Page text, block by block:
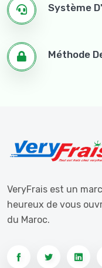
Système
Méthode
VeryFrais est un
heureux de vous
du Maroc.